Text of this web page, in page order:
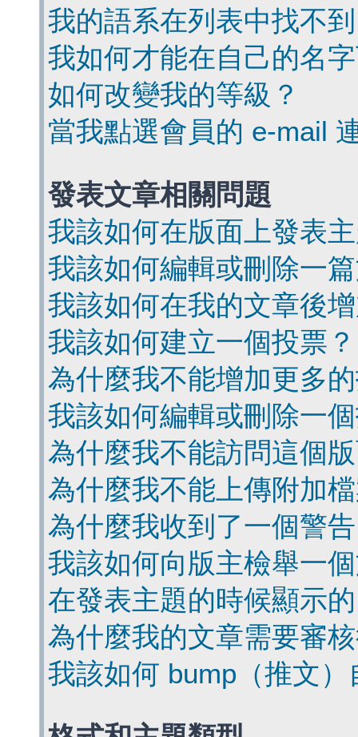
我的語系在列表中找不
我如何才能在自己的名
如何改變我的等級？
當我點選會員的 e-mail
發表文章相關問題
我該如何在版面上發表
我該如何編輯或刪除一
我該如何在我的文章後
我該如何建立一個投票？
為什麼我不能增加更多
我該如何編輯或刪除一
為什麼我不能訪問這個
為什麼我不能上傳附加
為什麼我收到了一個警
我該如何向版主檢舉一
在發表主題的時候顯示
為什麼我的文章需要審
我該如何 bump（推文